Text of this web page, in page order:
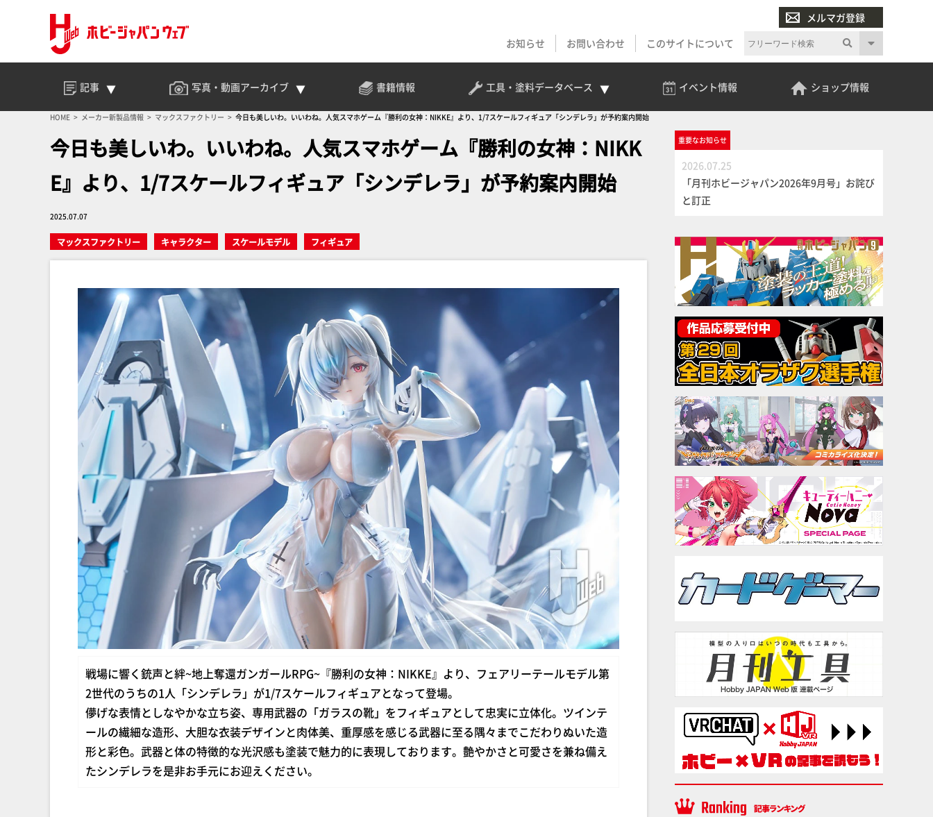
メルマガ登録
お知らせ
お問い合わせ このサイトについて
記事 写真・動画アーカイブ 書籍情報 工具・塗料データベース イベント情報 ショップ情報
HOME メーカー新製品情報 マックスファクトリー 今日も美しいわ。いいわね。人気スマホゲーム『勝利の女神：NIKKE』より、1/7スケールフィギュア「シンデレラ」が予約案内開始
今日も美しいわ。いいわね。人気スマホゲーム『勝利の女神：NIKK
E』より、1/7スケールフィギュア「シンデレラ」が予約案内開始
2025.07.07
マックスファクトリー キャラクター スケールモデル フィギュア
戦場に響く銃声と絆~地上奪還ガンガールRPG~『勝利の女神：NIKKE』より、フェアリーテールモデル第
2世代のうちの1人「シンデレラ」が1/7スケールフィギュアとなって登場。
儚げな表情としなやかな立ち姿、専用武器の「ガラスの靴」をフィギュアとして忠実に立体化。ツインテ
ールの繊細な造形、大胆な衣装デザインと肉体美、重厚感を感じる武器に至る隅々までこだわりぬいた造
形と彩色。武器と体の特徴的な光沢感も塗装で魅力的に表現しております。艶やかさと可愛さを兼ね備え
たシンデレラを是非お手元にお迎えください。
重要なお知らせ
2026.07.25
「月刊ホビージャパン2026年9月号」お詫び
と訂正